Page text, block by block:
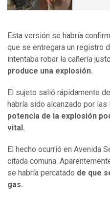
Esta versión se habría
que se entregara un registro
intentaba robar la cañería justo
produce una explosión.
El sujeto salió rápidamente
habría sido alcanzado por las
potencia de la explosión
vital.
El hecho ocurrió en Avenida
citada comuna.
se habría percatado de que
gas.